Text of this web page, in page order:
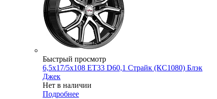
Быстрый просмотр
6,5x17/5x108 ET33 D60,1 Страйк (КС1080) Блэк
Джек
Нет в наличии
Подробнее